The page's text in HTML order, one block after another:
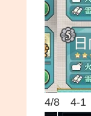
4/8 4-1